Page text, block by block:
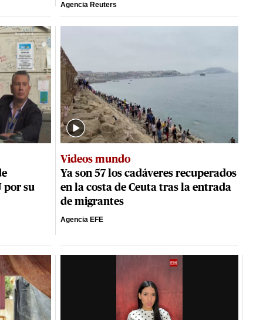
Agencia Reuters
por su
Videos mundo
Ya son 57 los cadáveres recuperados
en la costa de Ceuta tras la entrada
de migrantes
Agencia EFE